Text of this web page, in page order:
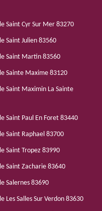
Saint Cyr Sur Mer 83270
Saint Julien 83560
Saint Martin 83560
Sainte Maxime 83120
Saint Maximin La Sainte
Saint Paul En Foret 83440
Saint Raphael 83700
Saint Tropez 83990
Saint Zacharie 83640
Salernes 83690
Les Salles Sur Verdon 83630